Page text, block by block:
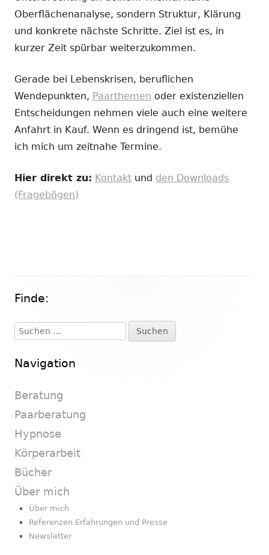
Oberflächenanalyse, sondern Struktur, Klärung
und konkrete nächste Schritte. Ziel ist es, in
kurzer Zeit spürbar weiterzukommen.
Gerade bei Lebenskrisen, beruflichen
Wendepunkten, Paarthemen oder existenziellen
Entscheidungen nehmen viele auch eine weitere
Anfahrt in Kauf. Wenn es dringend ist, bemühe
ich mich um zeitnahe Termine.
Hier direkt zu: Kontakt und den Downloads
(Fragebögen)
Haupt-
Seitenleiste
Finde:
Suchen
nach:
Navigation
Beratung
Paarberatung
Hypnose
Körperarbeit
Bücher
Über mich
Über mich
Referenzen Erfahrungen und Presse
Newsletter